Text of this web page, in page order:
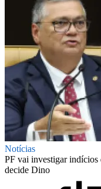
Notícias
PF vai investigar indícios
decide Dino